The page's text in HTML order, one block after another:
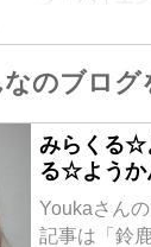
ュースメ
のブログ
みらくる☆
る☆よう
Youkaさん
記事は「鈴